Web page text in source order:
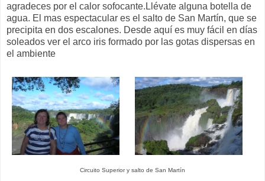
agradeces por el calor sofocante.Llévate alguna botella de
agua. El mas espectacular es el salto de San Martín, que se
precipita en dos escalones. Desde aquí es muy fácil en días
soleados ver el arco iris formado por las gotas dispersas en
el ambiente
Circuito Superior y salto de San Martín